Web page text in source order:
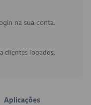
na sua conta.
clientes logados.
Aplicações